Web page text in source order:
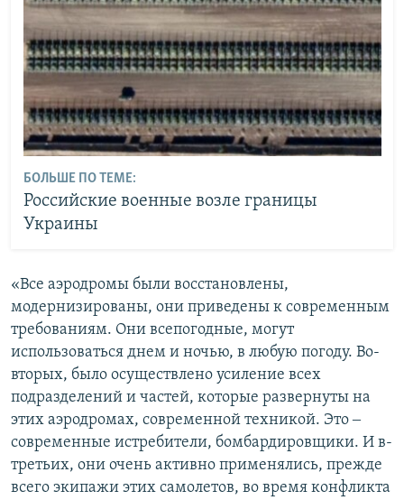
БОЛЬШЕ ПО ТЕМЕ:
Российские военные возле границы
Украины
«Все аэродромы были восстановлены,
модернизированы, они приведены к современным
требованиям. Они всепогодные, могут
использоваться днем и ночью, в любую погоду. Во-
вторых, было осуществлено усиление всех
подразделений и частей, которые развернуты на
этих аэродромах, современной техникой. Это ‒
современные истребители, бомбардировщики. И в-
третьих, они очень активно применялись, прежде
всего экипажи этих самолетов, во время конфликта